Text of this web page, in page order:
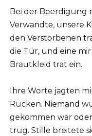
Bei der Beerdigung
Verwandte, unsere
den Verstorbenen
die Tür, und eine
Brautkleid trat ein.
Ihre Worte jagten
Rücken. Niemand
gekommen war
trug. Stille breitete